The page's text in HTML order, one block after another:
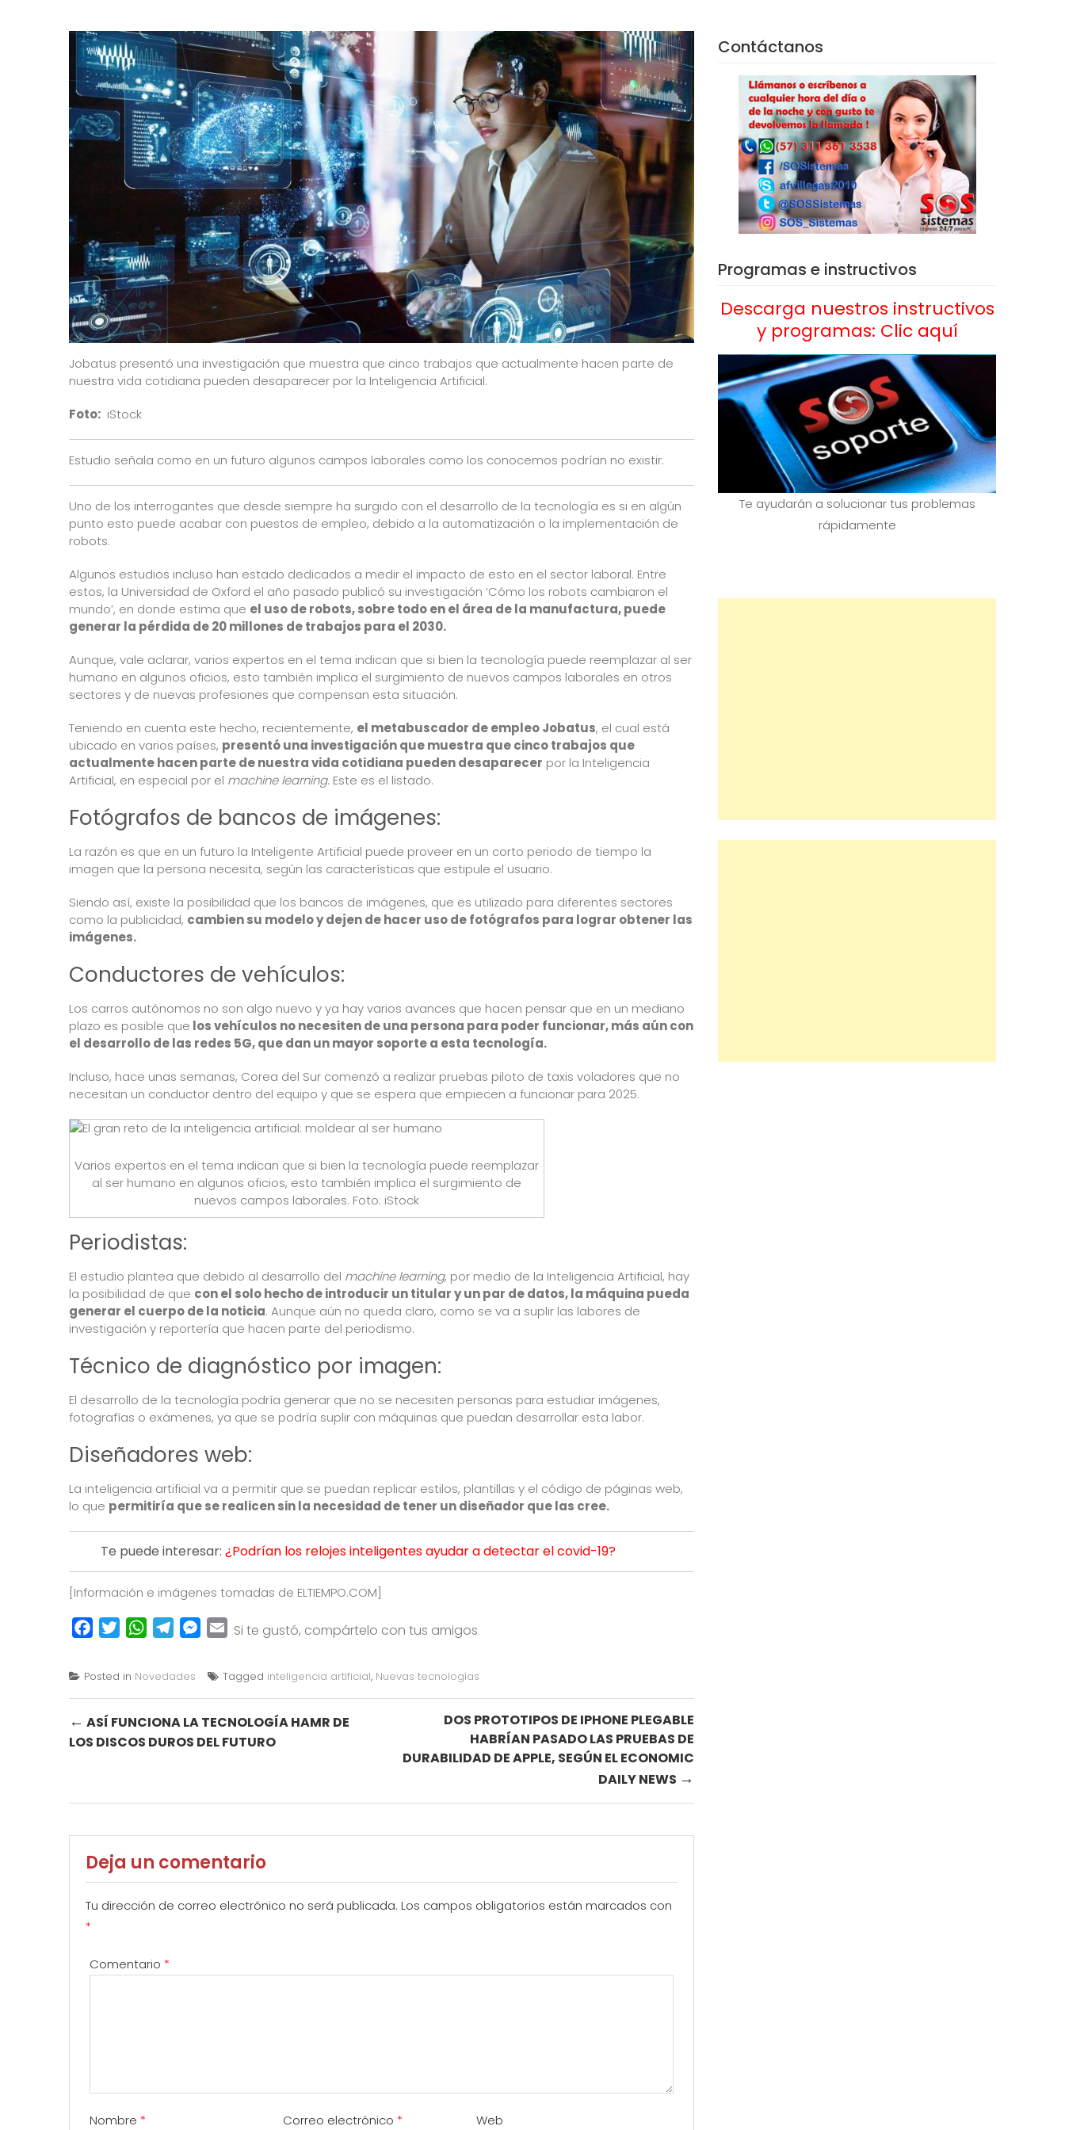
Jobatus presentó una investigación que muestra que cinco trabajos que actualmente hacen parte de
nuestra vida cotidiana pueden desaparecer por la Inteligencia Artificial.
Foto: iStock
Estudio señala como en un futuro algunos campos laborales como los conocemos podrían no existir.
Uno de los interrogantes que desde siempre ha surgido con el desarrollo de la tecnología es si en algún
punto esto puede acabar con puestos de empleo, debido a la automatización o la implementación de
robots.
Algunos estudios incluso han estado dedicados a medir el impacto de esto en el sector laboral. Entre
estos, la Universidad de Oxford el año pasado publicó su investigación ‘Cómo los robots cambiaron el
mundo’, en donde estima que el uso de robots, sobre todo en el área de la manufactura, puede
generar la pérdida de 20 millones de trabajos para el 2030.
Aunque, vale aclarar, varios expertos en el tema indican que si bien la tecnología puede reemplazar al ser
humano en algunos oficios, esto también implica el surgimiento de nuevos campos laborales en otros
sectores y de nuevas profesiones que compensan esta situación.
Teniendo en cuenta este hecho, recientemente, el metabuscador de empleo Jobatus, el cual está
ubicado en varios países, presentó una investigación que muestra que cinco trabajos que
actualmente hacen parte de nuestra vida cotidiana pueden desaparecer por la Inteligencia
Artificial, en especial por el machine learning. Este es el listado.
Fotógrafos de bancos de imágenes:
La razón es que en un futuro la Inteligente Artificial puede proveer en un corto periodo de tiempo la
imagen que la persona necesita, según las características que estipule el usuario.
Siendo así, existe la posibilidad que los bancos de imágenes, que es utilizado para diferentes sectores
como la publicidad, cambien su modelo y dejen de hacer uso de fotógrafos para lograr obtener las
imágenes.
Conductores de vehículos:
Los carros autónomos no son algo nuevo y ya hay varios avances que hacen pensar que en un mediano
plazo es posible que los vehículos no necesiten de una persona para poder funcionar, más aún con
el desarrollo de las redes 5G, que dan un mayor soporte a esta tecnología.
Incluso, hace unas semanas, Corea del Sur comenzó a realizar pruebas piloto de taxis voladores que no
necesitan un conductor dentro del equipo y que se espera que empiecen a funcionar para 2025.
Varios expertos en el tema indican que si bien la tecnología puede reemplazar
al ser humano en algunos oficios, esto también implica el surgimiento de
nuevos campos laborales. Foto: iStock
Periodistas:
El estudio plantea que debido al desarrollo del machine learning, por medio de la Inteligencia Artificial, hay
la posibilidad de que con el solo hecho de introducir un titular y un par de datos, la máquina pueda
generar el cuerpo de la noticia. Aunque aún no queda claro, como se va a suplir las labores de
investigación y reportería que hacen parte del periodismo.
Técnico de diagnóstico por imagen:
El desarrollo de la tecnología podría generar que no se necesiten personas para estudiar imágenes,
fotografías o exámenes, ya que se podría suplir con máquinas que puedan desarrollar esta labor.
Diseñadores web:
La inteligencia artificial va a permitir que se puedan replicar estilos, plantillas y el código de páginas web,
lo que permitiría que se realicen sin la necesidad de tener un diseñador que las cree.
Te puede interesar: ¿Podrían los relojes inteligentes ayudar a detectar el covid-19?
[Información e imágenes tomadas de ELTIEMPO.COM]
FacebookTwitterWhatsApp
TelegramMessenger
Email
Si te gustó, compártelo con tus amigos
Posted in Novedades Tagged inteligencia artificial, Nuevas tecnologías
Post
navigation
← ASÍ FUNCIONA LA TECNOLOGÍA HAMR DE
LOS DISCOS DUROS DEL FUTURO
DOS PROTOTIPOS DE IPHONE PLEGABLE
HABRÍAN PASADO LAS PRUEBAS DE
DURABILIDAD DE APPLE, SEGÚN EL ECONOMIC
DAILY NEWS →
Deja un comentario
Tu dirección de correo electrónico no será publicada. Los campos obligatorios están marcados con
*
Comentario *
Nombre * Correo electrónico * Web
Contáctanos
Programas e instructivos
Descarga nuestros instructivos
y programas: Clic aquí
Te ayudarán a solucionar tus problemas
rápidamente